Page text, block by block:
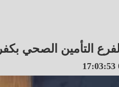
لفرع التأمين الصحي